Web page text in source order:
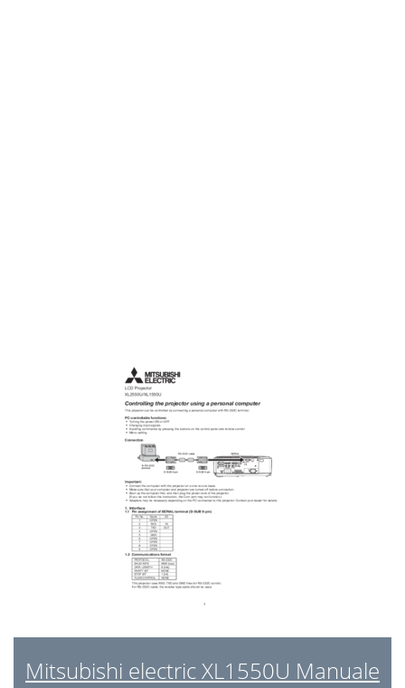
Mitsubishi electric XL1550U Manuale